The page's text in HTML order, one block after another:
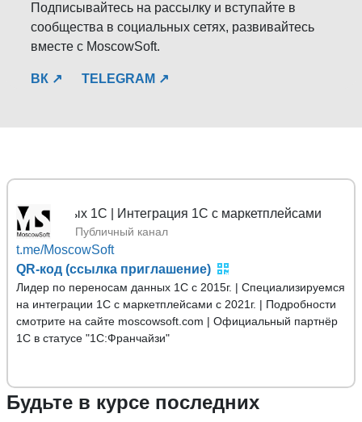
Подписывайтесь на рассылку и вступайте в
сообщества в социальных сетях, развивайтесь
вместе с MoscowSoft.
ВК ↗ TELEGRAM ↗
1С | Интеграция 1С с маркетплейсами
Публичный канал
t.me/MoscowSoft
QR-код (ссылка приглашение)
Лидер по переносам данных 1С с 2015г. | Специализируемся
на интеграции 1С с маркетплейсами с 2021г. | Подробности
смотрите на сайте moscowsoft.com | Официальный партнёр
1С в статусе "1С:Франчайзи"
Будьте в курсе последних